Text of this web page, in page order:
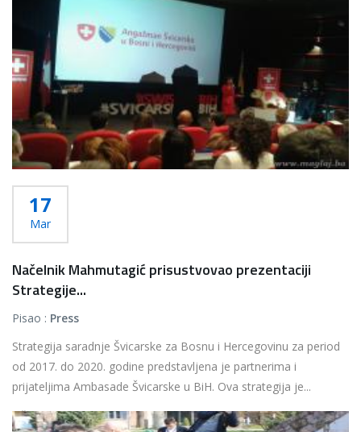
17
Mar
Načelnik Mahmutagić prisustvovao prezentaciji
Strategije...
Pisao : Press
Strategija saradnje Švicarske za Bosnu i Hercegovinu za period
od 2017. do 2020. godine predstavljena je partnerima i
prijateljima Ambasade Švicarske u BiH. Ova strategija je...
Više...